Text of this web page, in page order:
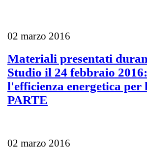
02 marzo 2016
Materiali presentati
Studio il 24 febbraio
l'efficienza energetica
PARTE
02 marzo 2016